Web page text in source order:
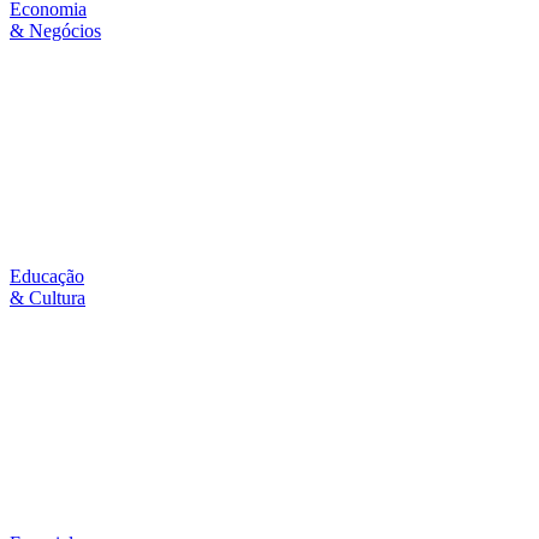
Economia
& Negócios
Educação
& Cultura